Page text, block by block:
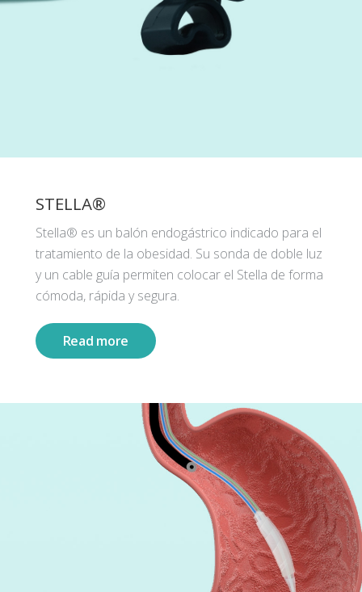
STELLA®
Stella® es un balón endogástrico indicado para el
tratamiento de la obesidad. Su sonda de doble luz
y un cable guía permiten colocar el Stella de forma
cómoda, rápida y segura.
Read more